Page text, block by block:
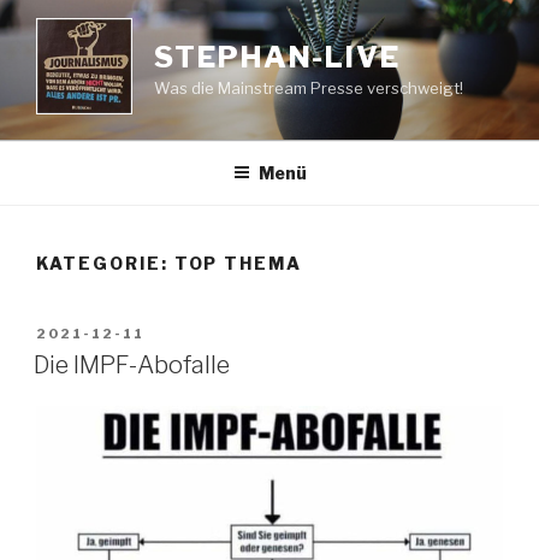
Zum
Inhalt
springen
STEPHAN-LIVE
Was die Mainstream Presse verschweigt!
Menü
KATEGORIE: TOP THEMA
VERÖFFENTLICHT
AM
2021-12-11
Die IMPF-Abofalle